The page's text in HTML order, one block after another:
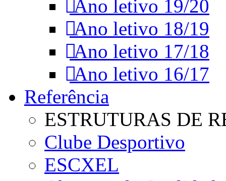
Ano letivo 19/20
Ano letivo 18/19
Ano letivo 17/18
Ano letivo 16/17
Referência
ESTRUTURAS DE
Clube Desportivo
ESCXEL